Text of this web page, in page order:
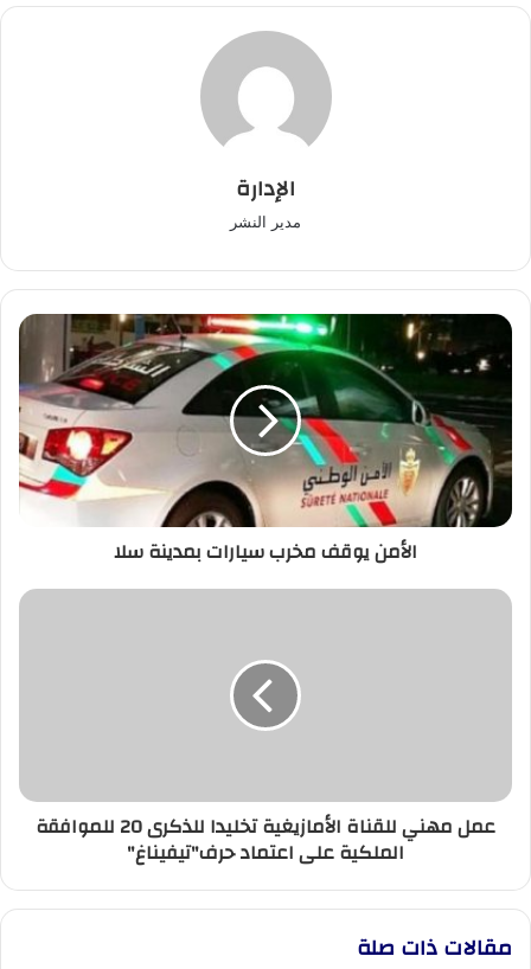
الإدارة
مدير النشر
الأمن
مخرب
سيارات
بمدينة
سلا
الأمن يوقف مخرب سيارات بمدينة سلا
عمل
الملكية
على
عمل مهني للقناة الأمازيغية تخليدا للذكرى 20 للموافقة
الملكية على اعتماد حرف"تيفيناغ"
مقالات ذات صلة